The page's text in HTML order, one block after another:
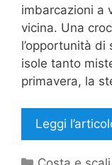
imbarcazioni a
vicina. Una
l’opportunità
isole tanto
primavera, la
Leggi
Categorie